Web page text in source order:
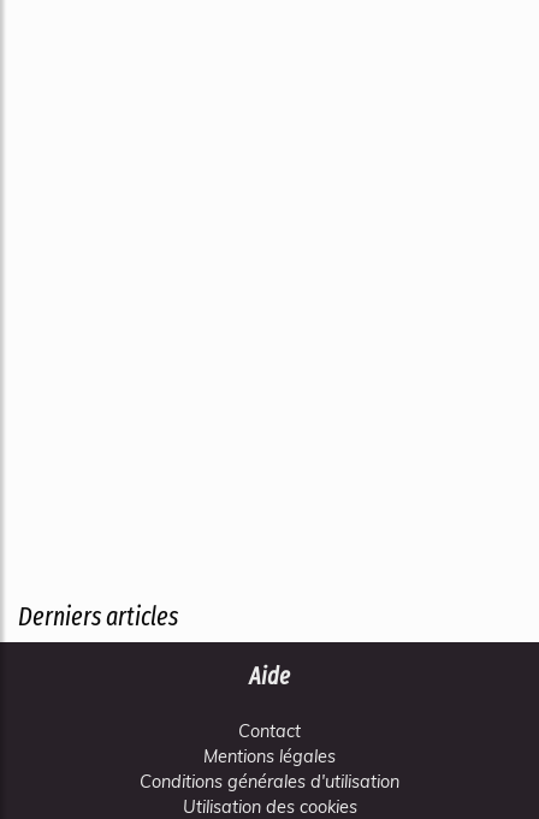
Derniers articles
Aide
Contact
Mentions légales
Conditions générales d'utilisation
Utilisation des cookies